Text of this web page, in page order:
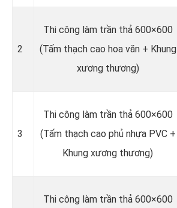
2
Thi công làm trần thả 600×600
(Tấm thạch cao hoa văn + Khung
xương thương)
3
Thi công làm trần thả 600×600
(Tấm thạch cao phủ nhựa PVC +
Khung xương thương)
Thi công làm trần thả 600×600